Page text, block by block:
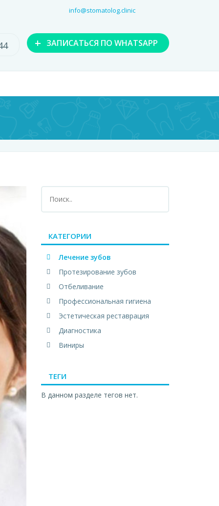
info@stomatolog.clinic
+ ЗАПИСАТЬСЯ ПО WHATSAPP
КАТЕГОРИИ
Лечение зубов
Протезирование зубов
Отбеливание
Профессиональная гигиена
Эстетическая реставрация
Диагностика
Виниры
ТЕГИ
В данном разделе тегов нет.